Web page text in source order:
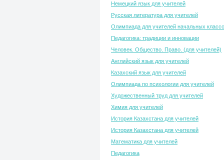
Немецкий язык для учителей
Русская литература для учителей
Олимпиада для учителей начальных
Педагогика: традиции и инновации
Человек. Общество. Право. (для учителей)
Английский язык для учителей
Казахский язык для учителей
Олимпиада по психологии для учителей
Художественный труд для учителей
Химия для учителей
История Казахстана для учителей
История Казахстана для учителей
Математика для учителей
Педагогика